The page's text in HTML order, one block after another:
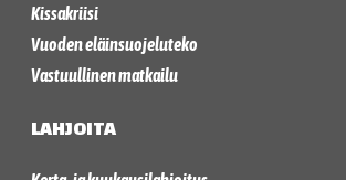
Kissakriisi
Vuoden eläinsuojeluteko
Vastuullinen matkailu
LAHJOITA